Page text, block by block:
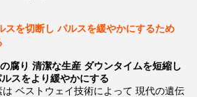
スを切断し パルスを緩やかにするため
腐り 清潔な生産 ダウンタイムを短縮し
スをより緩やかにする
ベストウェイ技術によって 現代の遺伝